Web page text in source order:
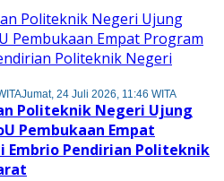
Jumat, 24 Juli 2026, 11:46 WITA
Politeknik Negeri Ujung
Pembukaan Empat
Embrio Pendirian Politeknik